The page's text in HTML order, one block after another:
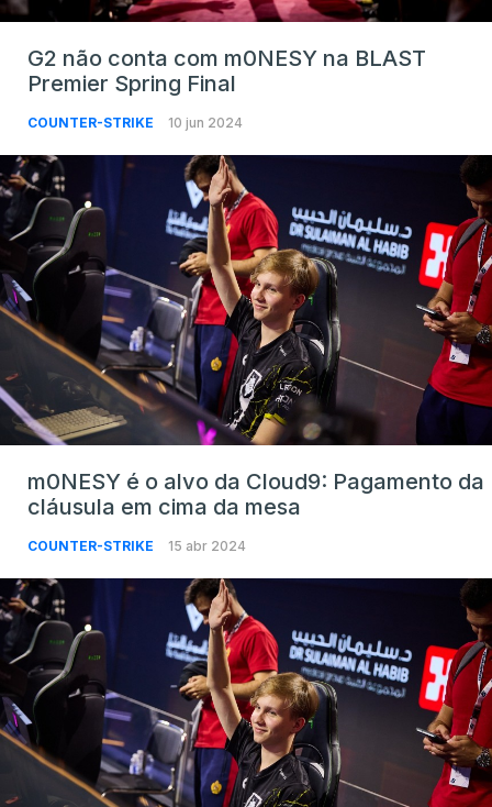
G2 não conta com m0NESY na BLAST
Premier Spring Final
COUNTER-STRIKE 10 jun 2024
m0NESY é o alvo da Cloud9: Pagamento da
cláusula em cima da mesa
COUNTER-STRIKE 15 abr 2024